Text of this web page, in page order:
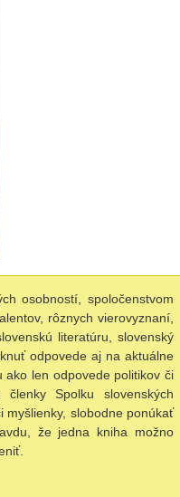
osobností, spoločenstvom
rôznych vierovyznaní,
literatúru, slovenský
odpovede aj na aktuálne
len odpovede politikov či
Spolku slovenských
slobodne ponúkať
že jedna kniha možno